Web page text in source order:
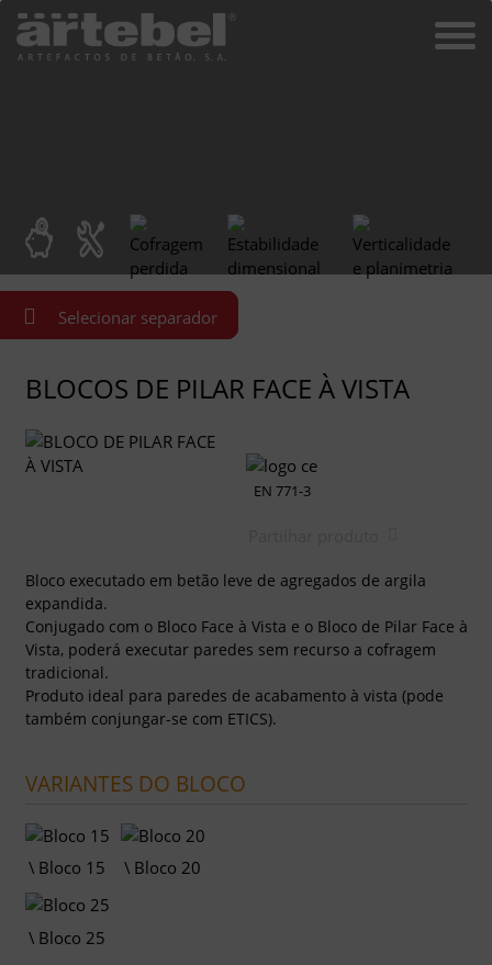
Selecionar separador
BLOCOS DE PILAR FACE À VISTA
EN 771-3
Bloco executado em betão leve de agregados de argila
expandida.
Conjugado com o Bloco Face à Vista e o Bloco de Pilar Face à
Vista, poderá executar paredes sem recurso a cofragem
tradicional.
Produto ideal para paredes de acabamento à vista (pode
também conjungar-se com ETICS).
VARIANTES DO BLOCO
Bloco 15 Bloco 20
Bloco 25